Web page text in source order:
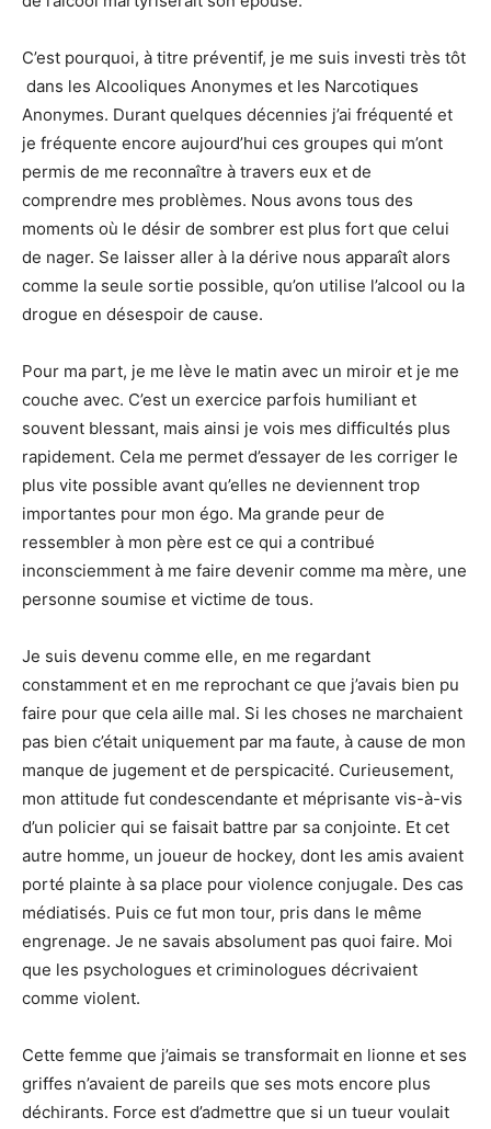
C’est pourquoi, à titre préventif, je me suis investi très tôt
dans les Alcooliques Anonymes et les Narcotiques
Anonymes. Durant quelques décennies j’ai fréquenté et
je fréquente encore aujourd’hui ces groupes qui m’ont
permis de me reconnaître à travers eux et de
comprendre mes problèmes. Nous avons tous des
moments où le désir de sombrer est plus fort que celui
de nager. Se laisser aller à la dérive nous apparaît alors
comme la seule sortie possible, qu’on utilise l’alcool ou la
drogue en désespoir de cause.
Pour ma part, je me lève le matin avec un miroir et je me
couche avec. C’est un exercice parfois humiliant et
souvent blessant, mais ainsi je vois mes difficultés plus
rapidement. Cela me permet d’essayer de les corriger le
plus vite possible avant qu’elles ne deviennent trop
importantes pour mon égo. Ma grande peur de
ressembler à mon père est ce qui a contribué
inconsciemment à me faire devenir comme ma mère, une
personne soumise et victime de tous.
Je suis devenu comme elle, en me regardant
constamment et en me reprochant ce que j’avais bien pu
faire pour que cela aille mal. Si les choses ne marchaient
pas bien c’était uniquement par ma faute, à cause de mon
manque de jugement et de perspicacité. Curieusement,
mon attitude fut condescendante et méprisante vis-à-vis
d’un policier qui se faisait battre par sa conjointe. Et cet
autre homme, un joueur de hockey, dont les amis avaient
porté plainte à sa place pour violence conjugale. Des cas
médiatisés. Puis ce fut mon tour, pris dans le même
engrenage. Je ne savais absolument pas quoi faire. Moi
que les psychologues et criminologues décrivaient
comme violent.
Cette femme que j’aimais se transformait en lionne et ses
griffes n’avaient de pareils que ses mots encore plus
déchirants. Force est d’admettre que si un tueur voulait